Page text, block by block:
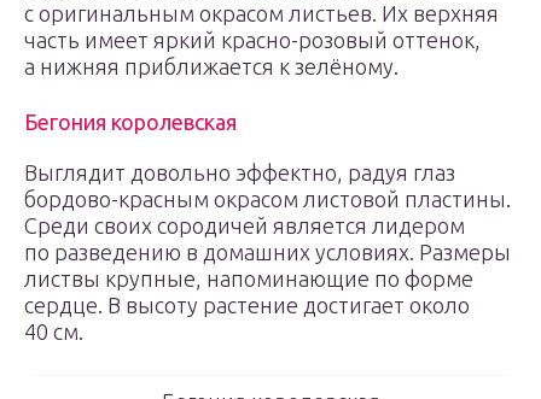
с оригинальным окрасом листьев. Их верхняя
часть имеет яркий красно-розовый оттенок,
а нижняя приближается к зелёному.
Бегония королевская
Выглядит довольно эффектно, радуя глаз
бордово-красным окрасом листовой пластины.
Среди своих сородичей является лидером
по разведению в домашних условиях. Размеры
листвы крупные, напоминающие по форме
сердце. В высоту растение достигает около
40 см.